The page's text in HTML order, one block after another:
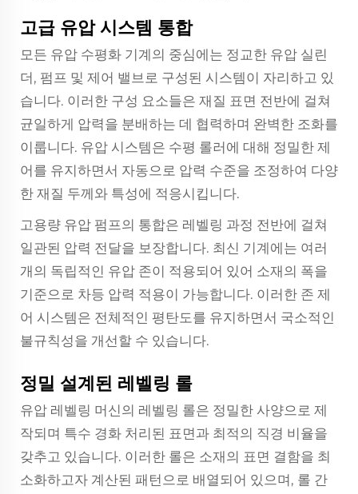
고급 유압 시스템 통합
모든 유압 수평화 기계의 중심에는 정교한 유압 실린
더, 펌프 및 제어 밸브로 구성된 시스템이 자리하고 있
습니다. 이러한 구성 요소들은 재질 표면 전반에 걸쳐
균일하게 압력을 분배하는 데 협력하며 완벽한 조화를
이룹니다. 유압 시스템은 수평 롤러에 대해 정밀한 제
어를 유지하면서 자동으로 압력 수준을 조정하여 다양
한 재질 두께와 특성에 적응시킵니다.
고용량 유압 펌프의 통합은 레벨링 과정 전반에 걸쳐
일관된 압력 전달을 보장합니다. 최신 기계에는 여러
개의 독립적인 유압 존이 적용되어 있어 소재의 폭을
기준으로 차등 압력 적용이 가능합니다. 이러한 존 제
어 시스템은 전체적인 평탄도를 유지하면서 국소적인
불규칙성을 개선할 수 있습니다.
정밀 설계된 레벨링 롤
유압 레벨링 머신의 레벨링 롤은 정밀한 사양으로 제
작되며 특수 경화 처리된 표면과 최적의 직경 비율을
갖추고 있습니다. 이러한 롤은 소재의 표면 결함을 최
소화하고자 계산된 패턴으로 배열되어 있으며, 롤 간